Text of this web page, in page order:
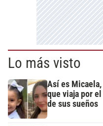
Lo más visto
Así es
que viaja por
de sus sueños